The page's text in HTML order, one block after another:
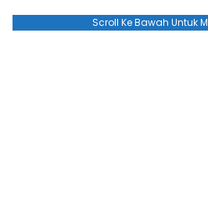
Scroll Ke Bawah Untuk